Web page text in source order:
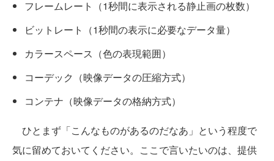
フレームレート（1秒間に表示される静止画の枚数）
ビットレート（1秒間の表示に必要なデータ量）
カラースペース（色の表現範囲）
コーデック（映像データの圧縮方式）
コンテナ（映像データの格納方式）
ひとまず「こんなものがあるのだなあ」という程度で
気に留めておいてください。ここで言いたいのは、提供